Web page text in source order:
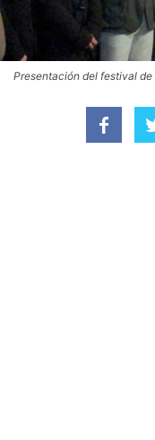
Presentación del festival de